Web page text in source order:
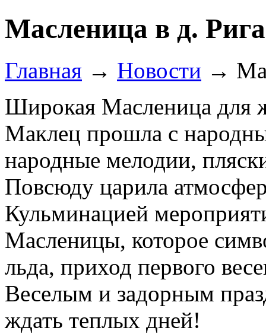
Масленица в д.
Главная → Новости →
Широкая Масленица для
Маклец прошла с
народные мелодии,
Повсюду царила
Кульминацией
Масленицы, которое
льда, приход первого
Веселым и задорным
ждать теплых дней!